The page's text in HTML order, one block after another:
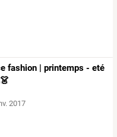
fashion | printemps - eté
2017